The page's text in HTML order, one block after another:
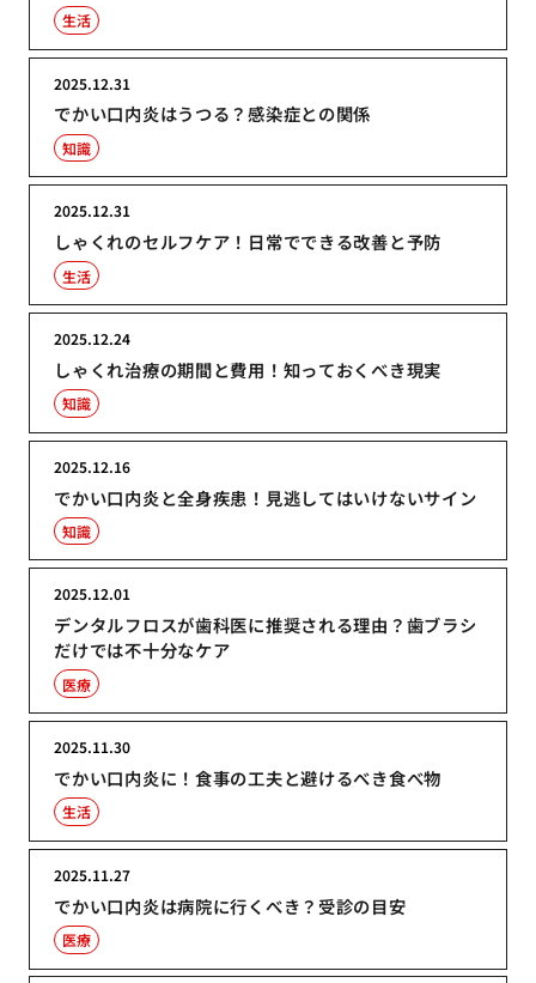
生活
でかい口内炎はうつる？感染症との関係
2025.12.31
知識
しゃくれのセルフケア！日常でできる改善と予防
2025.12.31
生活
しゃくれ治療の期間と費用！知っておくべき現実
2025.12.24
知識
でかい口内炎と全身疾患！見逃してはいけないサイン
2025.12.16
知識
デンタルフロスが歯科医に推奨される理由？歯ブラシ
だけでは不十分なケア
2025.12.01
医療
でかい口内炎に！食事の工夫と避けるべき食べ物
2025.11.30
生活
でかい口内炎は病院に行くべき？受診の目安
2025.11.27
医療